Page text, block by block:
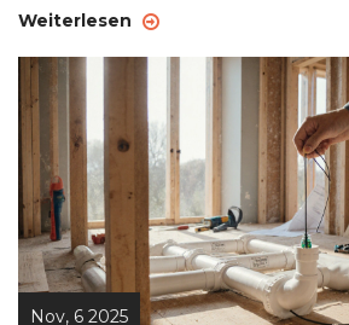
Weiterlesen
Nov, 6 2025